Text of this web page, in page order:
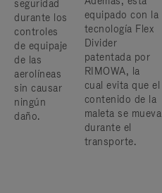
seguridad
durante los
controles
de equipaje
de las
aerolíneas
sin causar
ningún
daño.
equipado con la
tecnología Flex
Divider
patentada por
RIMOWA, la
cual evita que el
contenido de la
maleta se mueva
durante el
transporte.